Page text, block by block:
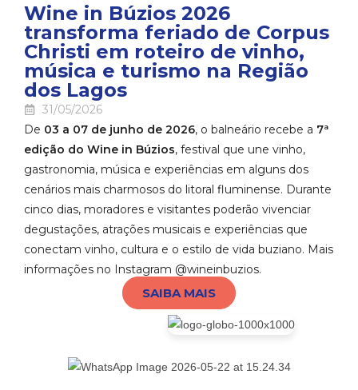
Wine in Búzios 2026
transforma feriado de Corpus
Christi em roteiro de vinho,
música e turismo na Região
dos Lagos
31/05/2026
De 03 a 07 de junho de 2026, o balneário recebe a 7ª
edição do Wine in Búzios, festival que une vinho,
gastronomia, música e experiências em alguns dos
cenários mais charmosos do litoral fluminense. Durante
cinco dias, moradores e visitantes poderão vivenciar
degustações, atrações musicais e experiências que
conectam vinho, cultura e o estilo de vida buziano. Mais
informações no Instagram @wineinbuzios.
SAIBA MAIS